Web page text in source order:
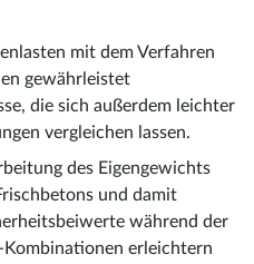
mit dem Verfahren
gewährleistet
die sich außerdem leichter
vergleichen lassen.
des Eigengewichts
und damit
während der
erleichtern